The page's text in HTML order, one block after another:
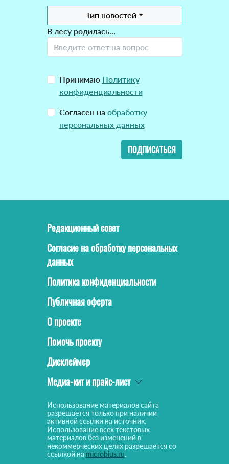
Тип новостей
В лесу родилась...
Принимаю Политику
конфиденциальности
Согласен на обработку
персональных данных
ПОДПИСАТЬСЯ
Редакционный совет
Согласие на обработку персональных
данных
Политика конфиденциальности
Публичная оферта
О проекте
Помочь проекту
Дисклеймер
Медиа-кит и прайс-лист
Использование материалов сайта
разрешается только при наличии
активной ссылки на источник.
Использование всех текстовых
материалов без изменений в
некоммерческих целях разрешается со
ссылкой на microbius.ru.